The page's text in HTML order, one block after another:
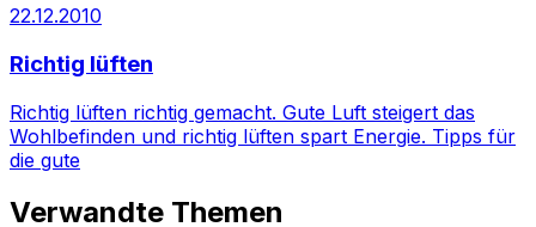
22.12.2010
Richtig lüften
Richtig lüften richtig gemacht. Gute Luft steigert das
Wohlbefinden und richtig lüften spart Energie. Tipps für
die gute
Verwandte Themen